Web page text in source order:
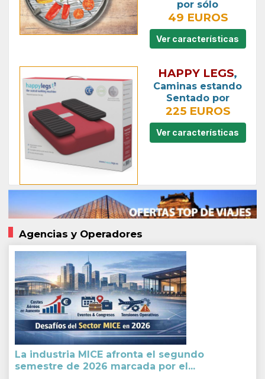
por sólo
49 EUROS
Ver características
HAPPY LEGS,
Caminas estando
Sentado por
225 EUROS
Ver características
Agencias y Operadores
La industria MICE afronta el segundo
semestre de 2026 marcada por el...